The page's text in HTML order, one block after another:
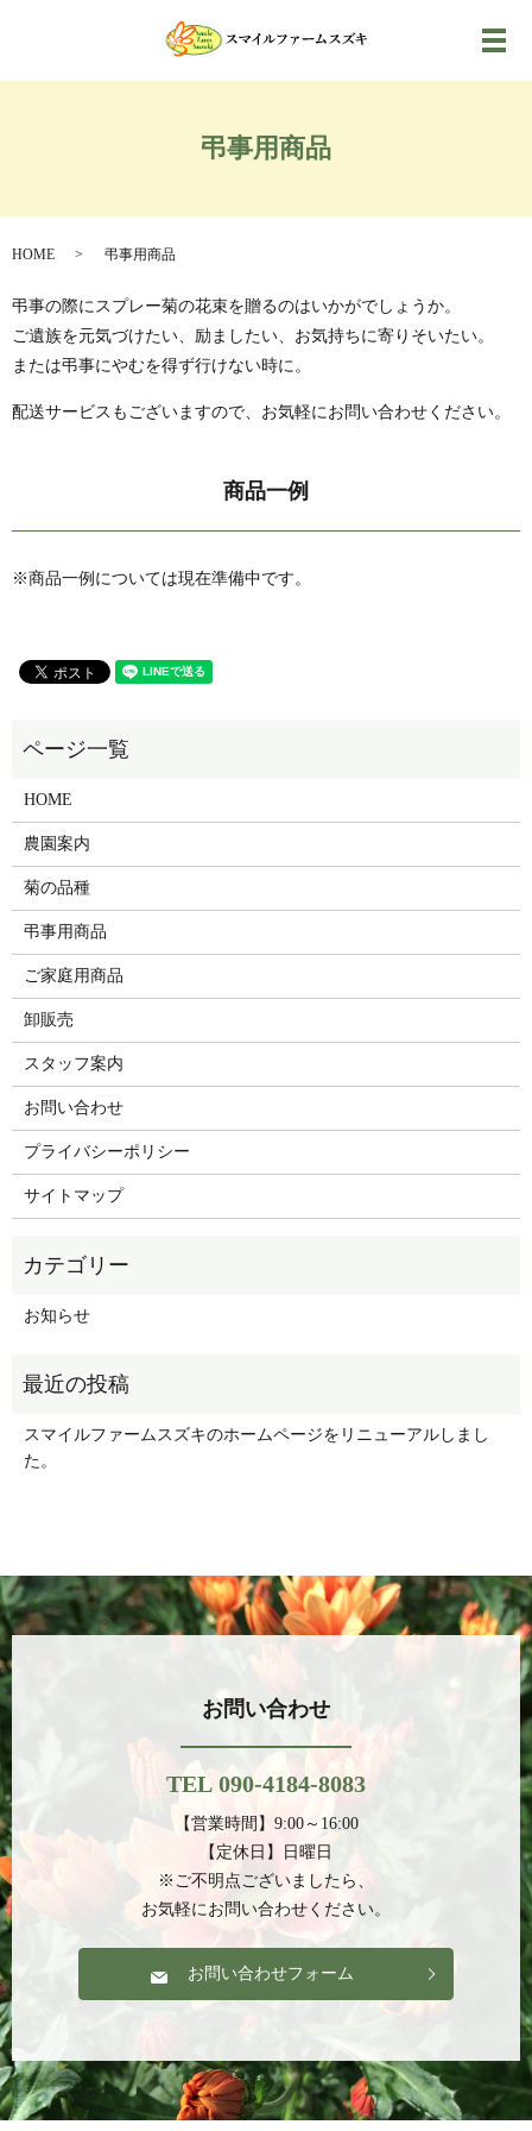
メ
弔事用商品
HOME 弔事用商品
弔事の際にスプレー菊の花束を贈るのはいかがでしょうか。
ご遺族を元気づけたい、励ましたい、お気持ちに寄りそいたい。
または弔事にやむを得ず行けない時に。
配送サービスもございますので、お気軽にお問い合わせください。
商品一例
※商品一例については現在準備中です。
HOME
農園案内
菊の品種
弔事用商品
ご家庭用商品
卸販売
スタッフ案内
お問い合わせ
プライバシーポリシー
サイトマップ
お知らせ
スマイルファームスズキのホームページをリニューアルしまし
た。
お問い合わせ
TEL 090-4184-8083
【営業時間】9:00～16:00
【定休日】日曜日
※ご不明点ございましたら、
お気軽にお問い合わせください。
お問い合わせフォーム